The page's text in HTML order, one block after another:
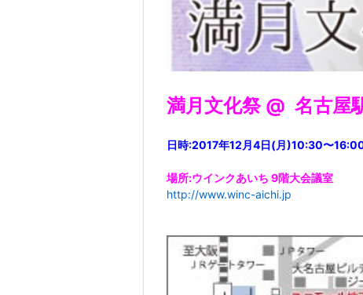
満月文化祭 @ 名古屋
日時:2017年12月4日(月)10:30〜
場所:ウインクあいち 9階大会議室
http://www.winc-aichi.jp